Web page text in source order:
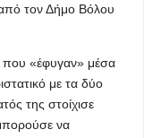
από τον Δήμο Βόλου
που «έφυγαν» μέσα
με τα δύο
της στοίχισε
να